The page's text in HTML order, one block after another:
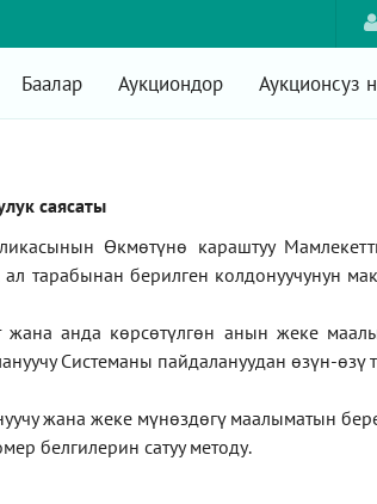
Баалар Аукциондор Аукционсуз
саясаты
Өкмөтүнө караштуу
тарабынан берилген колдонуучунун
анда көрсөтүлгөн анын жеке
Системаны пайдалануудан өзүн-өзү
жана жеке мүнөздөгү маалыматын
белгилерин сатуу методу.